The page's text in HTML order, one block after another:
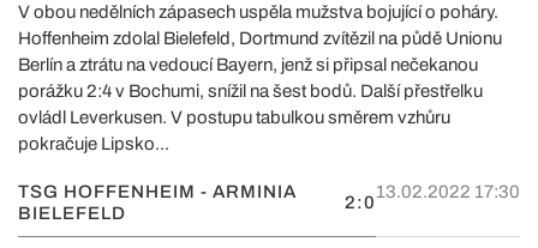
V obou nedělních zápasech uspěla mužstva bojující o poháry.
Hoffenheim zdolal Bielefeld, Dortmund zvítězil na půdě Unionu
Berlín a ztrátu na vedoucí Bayern, jenž si připsal nečekanou
porážku 2:4 v Bochumi, snížil na šest bodů. Další přestřelku
ovládl Leverkusen. V postupu tabulkou směrem vzhůru
pokračuje Lipsko...
TSG HOFFENHEIM - ARMINIA
BIELEFELD
2:0
13.02.2022 17:30